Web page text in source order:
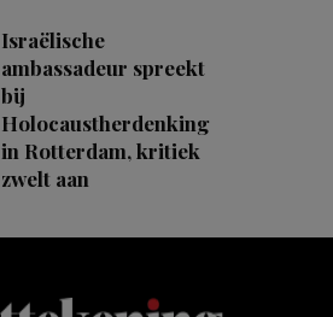
Israëlische
ambassadeur spreekt
bij
Holocaustherdenking
in Rotterdam, kritiek
zwelt aan